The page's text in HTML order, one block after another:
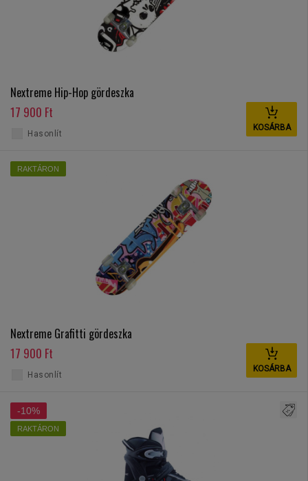
Nextreme Hip-Hop gördeszka
17 900 Ft
KOSÁRBA
Hasonlít
RAKTÁRON
Nextreme Grafitti gördeszka
17 900 Ft
KOSÁRBA
Hasonlít
-10%
RAKTÁRON